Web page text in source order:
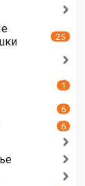
25
1
6
6